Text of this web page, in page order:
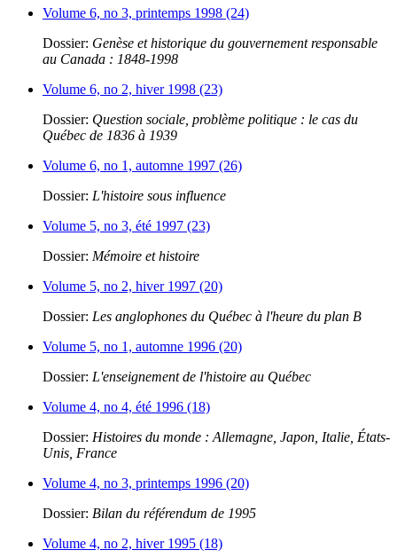
Volume 6, no 3, printemps 1998 (24)
Dossier: Genèse et historique du gouvernement responsable
au Canada : 1848-1998
Volume 6, no 2, hiver 1998 (23)
Dossier: Question sociale, problème politique : le cas du
Québec de 1836 à 1939
Volume 6, no 1, automne 1997 (26)
Dossier: L'histoire sous influence
Volume 5, no 3, été 1997 (23)
Dossier: Mémoire et histoire
Volume 5, no 2, hiver 1997 (20)
Dossier: Les anglophones du Québec à l'heure du plan B
Volume 5, no 1, automne 1996 (20)
Dossier: L'enseignement de l'histoire au Québec
Volume 4, no 4, été 1996 (18)
Dossier: Histoires du monde : Allemagne, Japon, Italie, États-
Unis, France
Volume 4, no 3, printemps 1996 (20)
Dossier: Bilan du référendum de 1995
Volume 4, no 2, hiver 1995 (18)